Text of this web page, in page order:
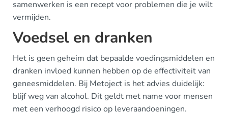
samenwerken is een recept voor problemen die je wilt
vermijden.
Voedsel en dranken
Het is geen geheim dat bepaalde voedingsmiddelen en
dranken invloed kunnen hebben op de effectiviteit van
geneesmiddelen. Bij Metoject is het advies duidelijk:
blijf weg van alcohol. Dit geldt met name voor mensen
met een verhoogd risico op leveraandoeningen.